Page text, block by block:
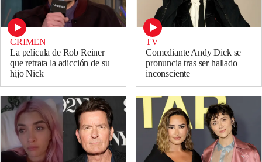
CRIMEN
La película de Rob Reiner
que retrata la adicción de su
hijo Nick
TV
Comediante Andy Dick se
pronuncia tras ser hallado
inconsciente